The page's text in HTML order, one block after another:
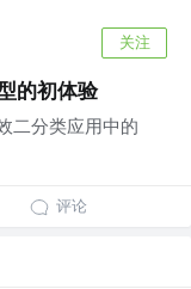
关注
的初体验
二分类应用中的
评论